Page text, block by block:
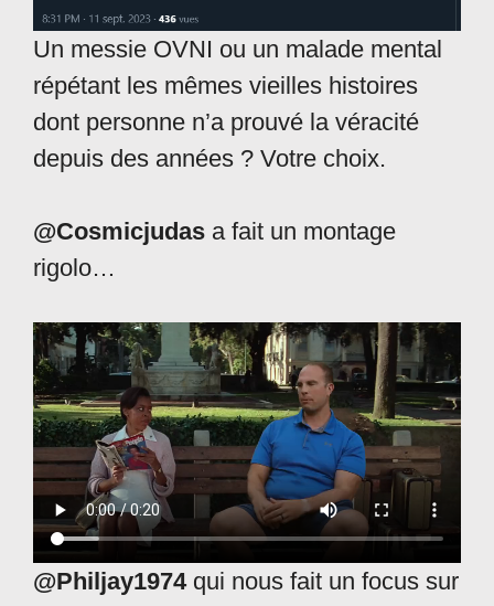
Un messie OVNI ou un malade mental
répétant les mêmes vieilles histoires
dont personne n’a prouvé la véracité
depuis des années ? Votre choix.
@Cosmicjudas a fait un montage
rigolo…
@Philjay1974qui nous fait un focus sur